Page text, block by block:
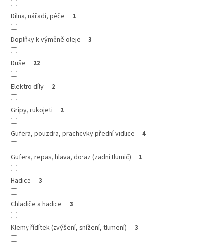
Dílna, nářadí, péče 1
Doplňky k výměně oleje 3
Duše 22
Elektro díly 2
Gripy, rukojeti 2
Gufera, pouzdra, prachovky přední vidlice 4
Gufera, repas, hlava, doraz (zadní tlumič) 1
Hadice 3
Chladiče a hadice 3
Klemy řídítek (zvýšení, snížení, tlumení) 3